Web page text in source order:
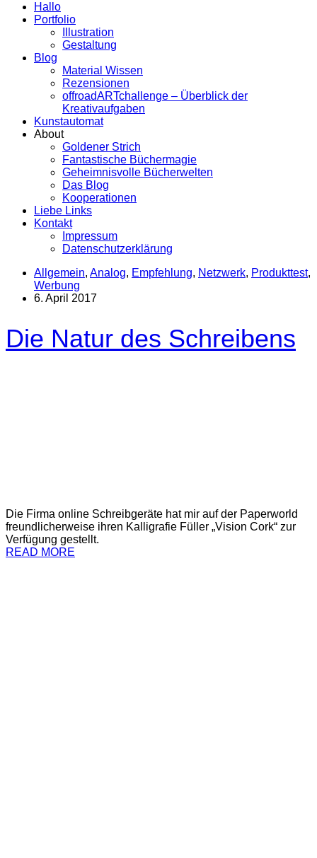
Hallo
Portfolio
Illustration
Gestaltung
Blog
Material Wissen
Rezensionen
offroadARTchallenge – Überblick der
Kreativaufgaben
Kunstautomat
About
Goldener Strich
Fantastische Büchermagie
Geheimnisvolle Bücherwelten
Das Blog
Kooperationen
Liebe Links
Kontakt
Impressum
Datenschutzerklärung
Allgemein, Analog, Empfehlung, Netzwerk, Produkttest,
Werbung
6. April 2017
Die Natur des Schreibens
Die Firma online Schreibgeräte hat mir auf der Paperworld
freundlicherweise ihren Kalligrafie Füller „Vision Cork“ zur
Verfügung gestellt.
READ MORE